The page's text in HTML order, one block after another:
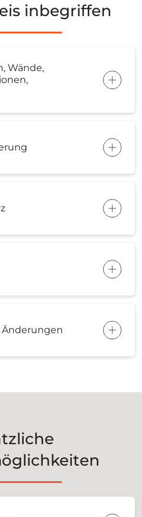
inbegriffen
Wände,